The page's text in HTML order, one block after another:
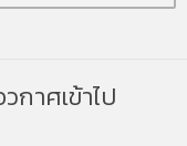
กาศเข้าไป